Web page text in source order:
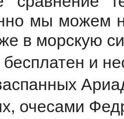
мы можем
в морскую
и
очесами